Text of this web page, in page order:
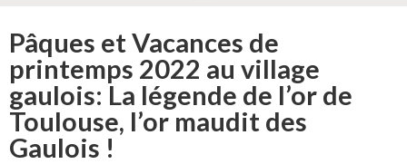
Pâques et Vacances de
printemps 2022 au village
gaulois: La légende de l’or de
Toulouse, l’or maudit des
Gaulois !